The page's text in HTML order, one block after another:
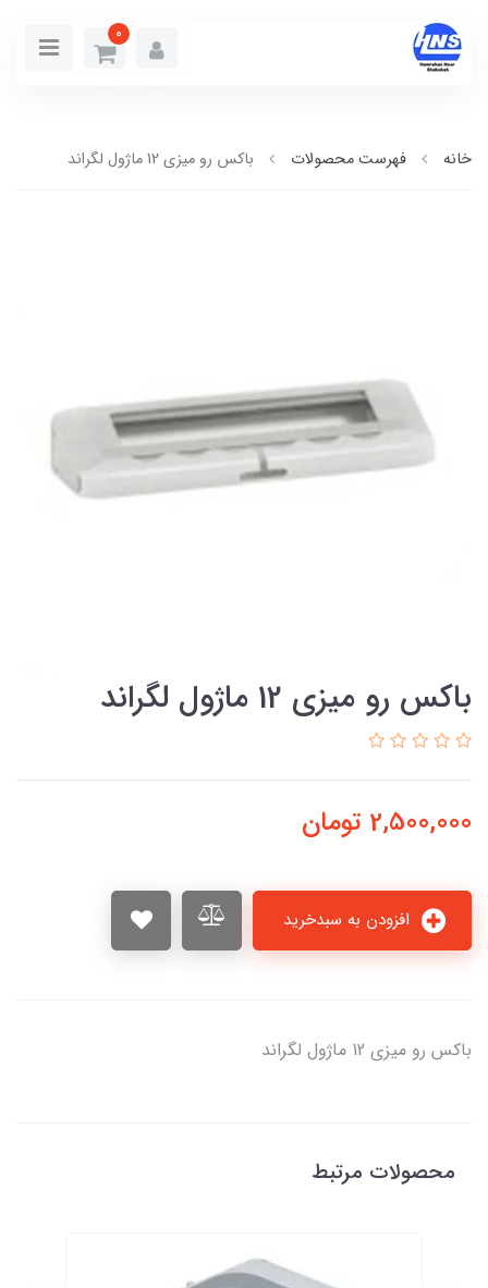
0
خانه فهرست محصولات باکس رو ميزي 12 ماژول لگراند
باکس رو ميزي 12 ماژول لگراند
2,500,000 تومان
باکس رو ميزي 12 ماژول لگراند
محصولات مرتبط